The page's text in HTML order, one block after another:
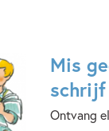
Mis
schrijf
Ontvang